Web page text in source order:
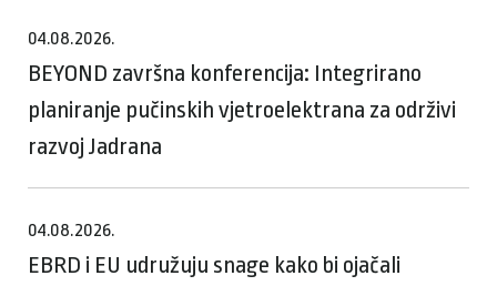
04.08.2026.
BEYOND završna konferencija: Integrirano
planiranje pučinskih vjetroelektrana za održivi
razvoj Jadrana
04.08.2026.
EBRD i EU udružuju snage kako bi ojačali